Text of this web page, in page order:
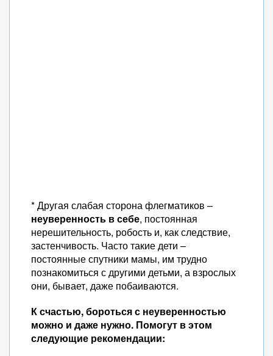
* Другая слабая сторона флегматиков –
неуверенность в себе, постоянная
нерешительность, робость и, как следствие,
застенчивость. Часто такие дети –
постоянные спутники мамы, им трудно
познакомиться с другими детьми, а взрослых
они, бывает, даже побаиваются.
К счастью, бороться с неуверенностью
можно и даже нужно. Помогут в этом
следующие рекомендации: